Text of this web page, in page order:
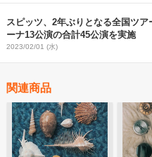
スピッツ、2年ぶりとなる全国ツ
ーナ13公演の合計45公演を実施
2023/02/01 (水)
関連商品